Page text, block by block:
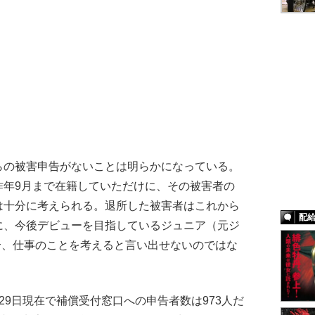
被害申告がないことは明らかになっている。
9月まで在籍していただけに、その被害者の
分に考えられる。退所した被害者はこれから
今後デビューを目指しているジュニア（元ジ
仕事のことを考えると言い出せないのではな
現在で補償受付窓口への申告者数は973人だ
配